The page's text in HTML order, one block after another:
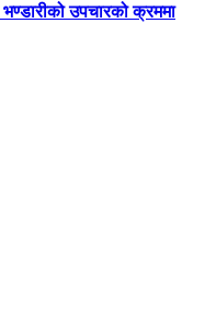
उपचारको क्रममा